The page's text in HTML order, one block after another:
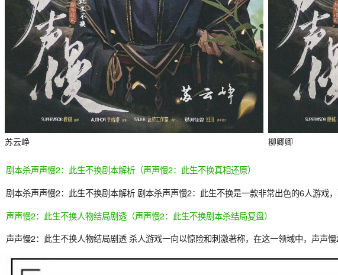
苏云峥 柳卿卿
剧本杀声声慢2：此生不换剧本解析（声声慢2：此生不换真相还原）
剧本杀声声慢2：此生不换剧本解析 剧本杀声声慢2：此生不换是一款非常出色的6人游
声声慢2：此生不换人物结局剧透（声声慢2：此生不换剧本杀结局复盘）
声声慢2：此生不换人物结局剧透 杀人游戏一向以惊险和刺激著称，在这一领域中，声